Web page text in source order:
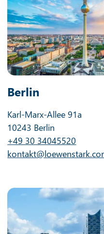
Leipzig
04317 Leipzig
kontakt@loewenstark.com